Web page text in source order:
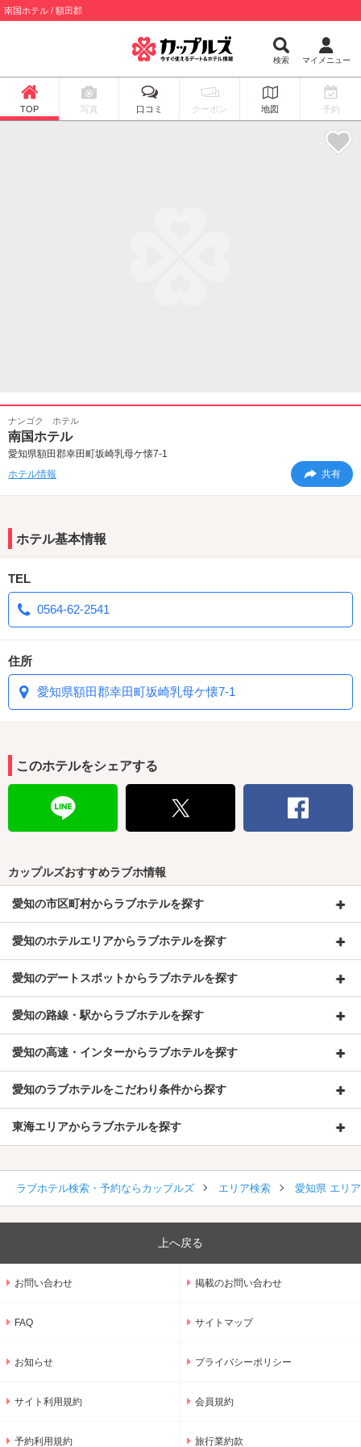
南国ホテル / 額田郡
検索 マイメニュー
TOP 写真 口コミ クーポン 地図 予約
ナンゴク ホテル
南国ホテル
愛知県額田郡幸田町坂崎乳母ケ懐7-1
ホテル情報
共有
ホテル基本情報
TEL
0564-62-2541
住所
愛知県額田郡幸田町坂崎乳母ケ懐7-1
このホテルをシェアする
カップルズおすすめラブホ情報
愛知の市区町村からラブホテルを探す
愛知のホテルエリアからラブホテルを探す
愛知のデートスポットからラブホテルを探す
愛知の路線・駅からラブホテルを探す
愛知の高速・インターからラブホテルを探す
愛知のラブホテルをこだわり条件から探す
東海エリアからラブホテルを探す
ラブホテル検索・予約ならカップルズ エリア検索 愛知県 エリ
上へ戻る
お問い合わせ 掲載のお問い合わせ
FAQ サイトマップ
お知らせ プライバシーポリシー
サイト利用規約 会員規約
予約利用規約 旅行業約款